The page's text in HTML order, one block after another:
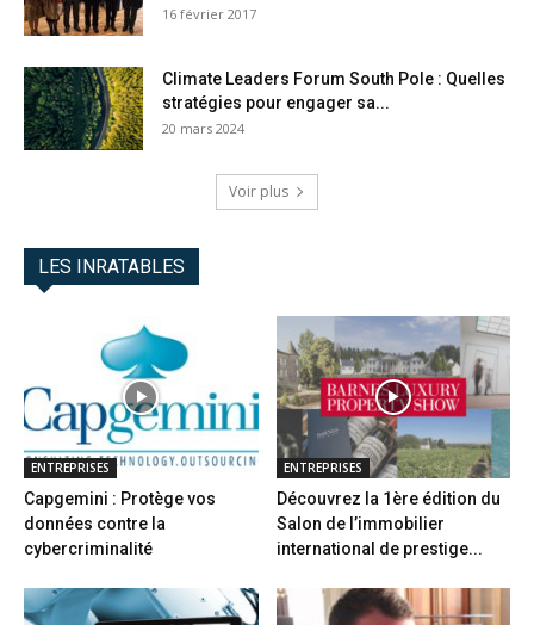
16 février 2017
Climate Leaders Forum South Pole : Quelles
stratégies pour engager sa...
20 mars 2024
Voir plus
LES INRATABLES
ENTREPRISES
Capgemini : Protège vos
données contre la
cybercriminalité
ENTREPRISES
Découvrez la 1ère édition du
Salon de l’immobilier
international de prestige...